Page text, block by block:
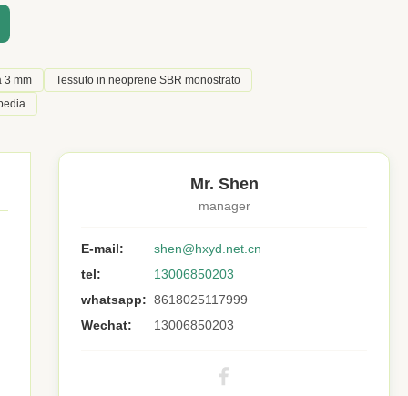
3 mm
Tessuto in neoprene SBR monostrato
Mr. Shen
manager
E-mail:
shen@hxyd.net.cn
tel:
13006850203
whatsapp: 8618025117999
Wechat:
13006850203